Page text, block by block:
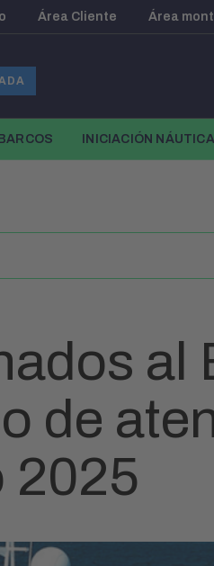
Área Cliente Área
INICIACIÓN NÁUTICA
al
de
2025